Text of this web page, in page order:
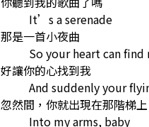
It’s a serenade
那是一首小夜曲
So your heart can find
好讓你的心找到我
And suddenly your
忽然間，你就出現在那階梯上
Into my arms, baby